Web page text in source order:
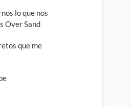
lo que nos
Over Sand
que me